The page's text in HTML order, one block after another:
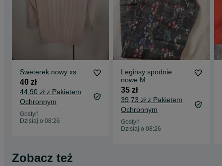
Sweterek nowy xs
40 zł
44,90 zł z Pakietem
Ochronnym
Gostyń
Dzisiaj o 08:26
Leginsy spodnie
nowe M
35 zł
39,73 zł z Pakietem
Ochronnym
Gostyń
Dzisiaj o 08:26
Zobacz też